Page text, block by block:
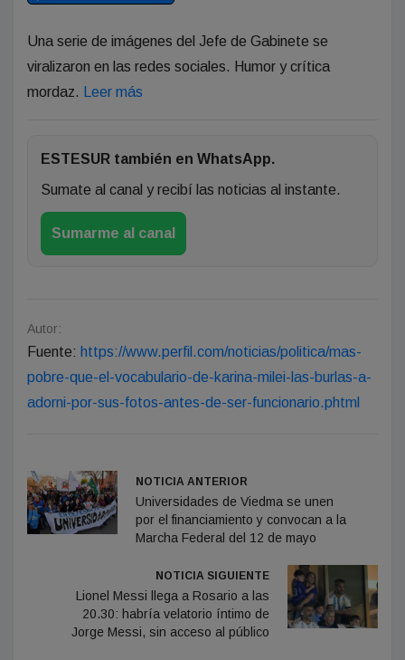
Una serie de imágenes del Jefe de Gabinete se
viralizaron en las redes sociales. Humor y crítica
mordaz.
Leer más
ESTESUR también en WhatsApp.
Sumate al canal y recibí las noticias al instante.
Sumarme al canal
Autor:
Fuente: https://www.perfil.com/noticias/politica/mas-
pobre-que-el-vocabulario-de-karina-milei-las-burlas-a-
adorni-por-sus-fotos-antes-de-ser-funcionario.phtml
NOTICIA ANTERIOR
Universidades de Viedma se unen
por el financiamiento y convocan a la
Marcha Federal del 12 de mayo
NOTICIA SIGUIENTE
Lionel Messi llega a Rosario a las
20.30: habría velatorio íntimo de
Jorge Messi, sin acceso al público